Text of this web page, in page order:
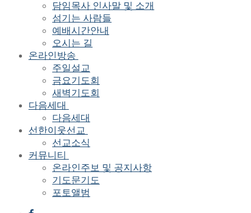
담임목사 인사말 및 소개
섬기는 사람들
예배시간안내
오시는 길
온라인방송
주일설교
금요기도회
새벽기도회
다음세대
다음세대
선한이웃선교
선교소식
커뮤니티
온라인주보 및 공지사항
기도문기도
포토앨범